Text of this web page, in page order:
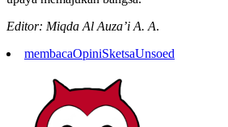
Editor: Miqda Al Auza’i A. A.
membacaOpiniSketsaUnsoed